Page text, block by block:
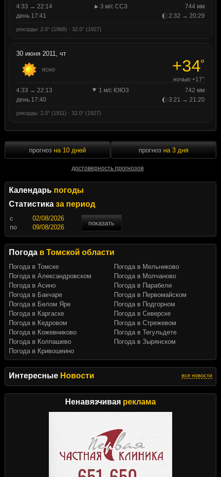
Интересные Новости все новости
Ненавязчивая реклама
4:33 → 22:14
3 м/с ССЗ
744 мм
день 17:41
2:32 → 20:29
рекорды: 2.0° (1968) · 32.0° (1927)
30 июня 2011, чт
ясно +34°
ночью +17°
4:33 → 22:13
1 м/с ЮЮЗ
742 мм
день 17:40
3:21 → 21:20
рекорды: 2.0° (1911) · 32.0° (1927)
прогноз на 10 дней
достоверность прогнозов
прогноз на 3 дня
Календарь погоды
Статистика за период
c
показать
по
Погода в Томской области
Погода в Томске
Погода в Александровском
Погода в Асино
Погода в Бакчаре
Погода в Белом Яре
Погода в Каргаске
Погода в Кедровом
Погода в Кожевниково
Погода в Колпашево
Погода в Кривошеино
Погода в Мельниково
Погода в Молчаново
Погода в Парабели
Погода в Первомайском
Погода в Подгорном
Погода в Северске
Погода в Стрежевом
Погода в Тегульдете
Погода в Зырянском